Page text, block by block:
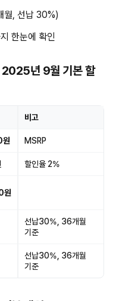
월, 선납 30%)
한눈에 확인
년 9월 기본 할
비고
MSRP
할인율 2%
선납30%, 36개월
기준
선납30%, 36개월
기준